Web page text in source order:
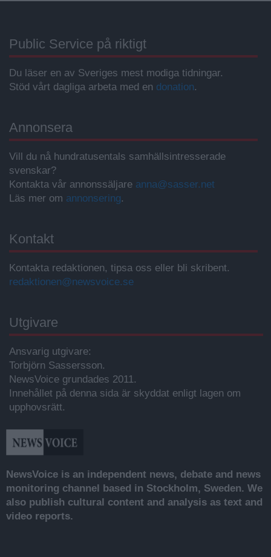
Public Service på riktigt
Du läser en av Sveriges mest modiga tidningar.
Stöd vårt dagliga arbeta med en donation.
Annonsera
Vill du nå hundratusentals samhällsintresserade
svenskar?
Kontakta vår annonssäljare anna@sasser.net
Läs mer om annonsering.
Kontakt
Kontakta redaktionen, tipsa oss eller bli skribent.
redaktionen@newsvoice.se
Utgivare
Ansvarig utgivare:
Torbjörn Sassersson.
NewsVoice grundades 2011.
Innehållet på denna sida är skyddat enligt lagen om
upphovsrätt.
NewsVoice is an independent news, debate and news
monitoring channel based in Stockholm, Sweden. We
also publish cultural content and analysis as text and
video reports.